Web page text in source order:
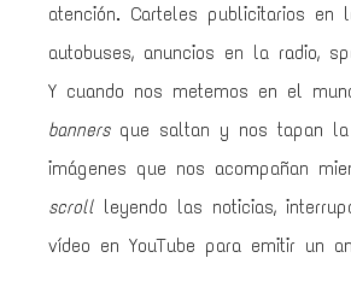
atención. Carteles publicitarios
autobuses, anuncios en la radio,
Y cuando nos metemos en el
bannersque saltan y nos tapan la
imágenes que nos acompañan
scroll leyendo las noticias,
vídeo en YouTube para emitir un